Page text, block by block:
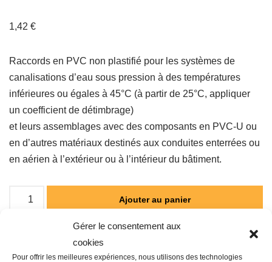
Gérer le consentement aux
cookies
Pour offrir les meilleures expériences, nous utilisons des technologies
1,42 €
Raccords en PVC non plastifié pour les systèmes de
canalisations d’eau sous pression à des températures
inférieures ou égales à 45°C (à partir de 25°C, appliquer
un coefficient de détimbrage)
et leurs assemblages avec des composants en PVC-U ou
en d’autres matériaux destinés aux conduites enterrées ou
en aérien à l’extérieur ou à l’intérieur du bâtiment.
Ajouter au panier
Catégorie :RESEAUX